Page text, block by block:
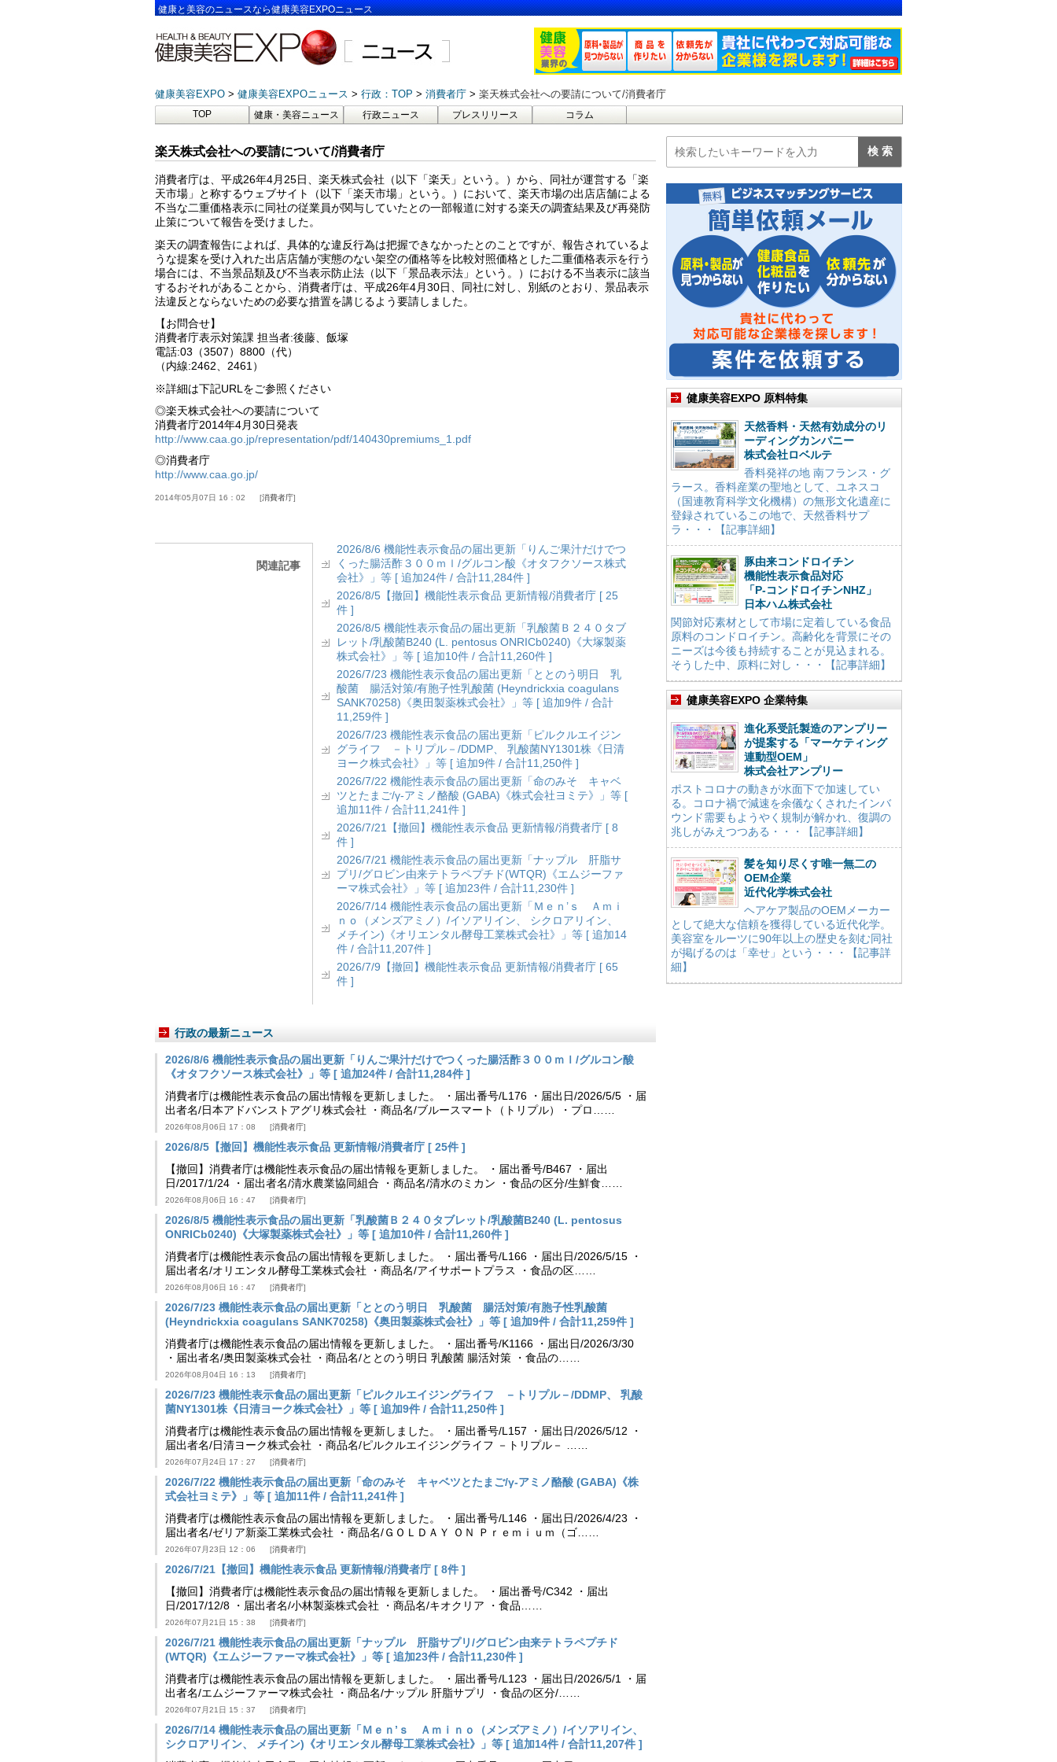
健康と美容のニュースなら健康美容EXPOニュース
健康美容EXPO 健康美容EXPOニュース 行政：TOP 消費者庁 楽天株式会社への要請について/消費者庁
TOP 健康・美容ニュース 行政ニュース プレスリリース コラム
楽天株式会社への要請について/消費者庁
消費者庁は、平成26年4月25日、楽天株式会社（以下「楽天」という。）から、同社が運営する「楽
天市場」と称するウェブサイト（以下「楽天市場」という。）において、楽天市場の出店店舗による
不当な二重価格表示に同社の従業員が関与していたとの一部報道に対する楽天の調査結果及び再発防
止策について報告を受けました。
楽天の調査報告によれば、具体的な違反行為は把握できなかったとのことですが、報告されているよ
うな提案を受け入れた出店店舗が実態のない架空の価格等を比較対照価格とした二重価格表示を行う
場合には、不当景品類及び不当表示防止法（以下「景品表示法」という。）における不当表示に該当
するおそれがあることから、消費者庁は、平成26年4月30日、同社に対し、別紙のとおり、景品表示
法違反とならないための必要な措置を講じるよう要請しました。
【お問合せ】
消費者庁表示対策課 担当者:後藤、飯塚
電話:03（3507）8800（代）
（内線:2462、2461）
※詳細は下記URLをご参照ください
◎楽天株式会社への要請について
消費者庁2014年4月30日発表
http://www.caa.go.jp/representation/pdf/140430premiums_1.pdf
◎消費者庁
http://www.caa.go.jp/
2014年05月07日 16：02 消費者庁
関連記事
2026/8/6 機能性表示食品の届出更新「りんご果汁だけでつ
くった腸活酢３００ｍｌ/グルコン酸《オタフクソース株式
会社》」等 [ 追加24件 / 合計11,284件 ]
2026/8/5【撤回】機能性表示食品 更新情報/消費者庁 [ 25
件 ]
2026/8/5 機能性表示食品の届出更新「乳酸菌Ｂ２４０タブ
レット/乳酸菌B240 (L. pentosus ONRICb0240)《大塚製薬
株式会社》」等 [ 追加10件 / 合計11,260件 ]
2026/7/23 機能性表示食品の届出更新「ととのう明日 乳
酸菌 腸活対策/有胞子性乳酸菌 (Heyndrickxia coagulans
SANK70258)《奥田製薬株式会社》」等 [ 追加9件 / 合計
11,259件 ]
2026/7/23 機能性表示食品の届出更新「ピルクルエイジン
グライフ －トリプル－/DDMP、 乳酸菌NY1301株《日清
ヨーク株式会社》」等 [ 追加9件 / 合計11,250件 ]
2026/7/22 機能性表示食品の届出更新「命のみそ キャベ
ツとたまご/γ-アミノ酪酸 (GABA)《株式会社ヨミテ》」等 [
追加11件 / 合計11,241件 ]
2026/7/21【撤回】機能性表示食品 更新情報/消費者庁 [ 8
件 ]
2026/7/21 機能性表示食品の届出更新「ナップル 肝脂サ
プリ/グロビン由来テトラペプチド(WTQR)《エムジーファ
ーマ株式会社》」等 [ 追加23件 / 合計11,230件 ]
2026/7/14 機能性表示食品の届出更新「Ｍｅｎ’ｓ Ａｍｉ
ｎｏ（メンズアミノ）/イソアリイン、 シクロアリイン、
メチイン)《オリエンタル酵母工業株式会社》」等 [ 追加14
件 / 合計11,207件 ]
2026/7/9【撤回】機能性表示食品 更新情報/消費者庁 [ 65
件 ]
行政の最新ニュース
2026/8/6 機能性表示食品の届出更新「りんご果汁だけでつくった腸活酢３００ｍｌ/グルコン酸
《オタフクソース株式会社》」等 [ 追加24件 / 合計11,284件 ]
消費者庁は機能性表示食品の届出情報を更新しました。 ・届出番号/L176 ・届出日/2026/5/5 ・届
出者名/日本アドバンストアグリ株式会社 ・商品名/ブルースマート（トリプル）・プロ……
2026年08月06日 17：08 消費者庁
2026/8/5【撤回】機能性表示食品 更新情報/消費者庁 [ 25件 ]
【撤回】消費者庁は機能性表示食品の届出情報を更新しました。 ・届出番号/B467 ・届出
日/2017/1/24 ・届出者名/清水農業協同組合 ・商品名/清水のミカン ・食品の区分/生鮮食……
2026年08月06日 16：47 消費者庁
2026/8/5 機能性表示食品の届出更新「乳酸菌Ｂ２４０タブレット/乳酸菌B240 (L. pentosus
ONRICb0240)《大塚製薬株式会社》」等 [ 追加10件 / 合計11,260件 ]
消費者庁は機能性表示食品の届出情報を更新しました。 ・届出番号/L166 ・届出日/2026/5/15 ・
届出者名/オリエンタル酵母工業株式会社 ・商品名/アイサポートプラス ・食品の区……
2026年08月06日 16：47 消費者庁
2026/7/23 機能性表示食品の届出更新「ととのう明日 乳酸菌 腸活対策/有胞子性乳酸菌
(Heyndrickxia coagulans SANK70258)《奥田製薬株式会社》」等 [ 追加9件 / 合計11,259件 ]
消費者庁は機能性表示食品の届出情報を更新しました。 ・届出番号/K1166 ・届出日/2026/3/30
・届出者名/奥田製薬株式会社 ・商品名/ととのう明日 乳酸菌 腸活対策 ・食品の……
2026年08月04日 16：13 消費者庁
2026/7/23 機能性表示食品の届出更新「ピルクルエイジングライフ －トリプル－/DDMP、 乳酸
菌NY1301株《日清ヨーク株式会社》」等 [ 追加9件 / 合計11,250件 ]
消費者庁は機能性表示食品の届出情報を更新しました。 ・届出番号/L157 ・届出日/2026/5/12 ・
届出者名/日清ヨーク株式会社 ・商品名/ピルクルエイジングライフ －トリプル－ ……
2026年07月24日 17：27 消費者庁
2026/7/22 機能性表示食品の届出更新「命のみそ キャベツとたまご/γ-アミノ酪酸 (GABA)《株
式会社ヨミテ》」等 [ 追加11件 / 合計11,241件 ]
消費者庁は機能性表示食品の届出情報を更新しました。 ・届出番号/L146 ・届出日/2026/4/23 ・
届出者名/ゼリア新薬工業株式会社 ・商品名/ＧＯＬＤＡＹ ＯＮ Ｐｒｅｍｉｕｍ（ゴ……
2026年07月23日 12：06 消費者庁
2026/7/21【撤回】機能性表示食品 更新情報/消費者庁 [ 8件 ]
【撤回】消費者庁は機能性表示食品の届出情報を更新しました。 ・届出番号/C342 ・届出
日/2017/12/8 ・届出者名/小林製薬株式会社 ・商品名/キオクリア ・食品……
2026年07月21日 15：38 消費者庁
2026/7/21 機能性表示食品の届出更新「ナップル 肝脂サプリ/グロビン由来テトラペプチド
(WTQR)《エムジーファーマ株式会社》」等 [ 追加23件 / 合計11,230件 ]
消費者庁は機能性表示食品の届出情報を更新しました。 ・届出番号/L123 ・届出日/2026/5/1 ・届
出者名/エムジーファーマ株式会社 ・商品名/ナップル 肝脂サプリ ・食品の区分/……
2026年07月21日 15：37 消費者庁
2026/7/14 機能性表示食品の届出更新「Ｍｅｎ’ｓ Ａｍｉｎｏ（メンズアミノ）/イソアリイン、
シクロアリイン、 メチイン)《オリエンタル酵母工業株式会社》」等 [ 追加14件 / 合計11,207件 ]
健康美容EXPO 原料特集
天然香料・天然有効成分のリ
ーディングカンパニー
株式会社ロベルテ
香料発祥の地 南フランス・グ
ラース。香料産業の聖地として、ユネスコ
（国連教育科学文化機構）の無形文化遺産に
登録されているこの地で、天然香料サプ
ラ・・・【記事詳細】
豚由来コンドロイチン
機能性表示食品対応
「P-コンドロイチンNHZ」
日本ハム株式会社
関節対応素材として市場に定着している食品
原料のコンドロイチン。高齢化を背景にその
ニーズは今後も持続することが見込まれる。
そうした中、原料に対し・・・【記事詳細】
健康美容EXPO 企業特集
進化系受託製造のアンプリー
が提案する「マーケティング
連動型OEM」
株式会社アンプリー
ポストコロナの動きが水面下で加速してい
る。コロナ禍で減速を余儀なくされたインバ
ウンド需要もようやく規制が解かれ、復調の
兆しがみえつつある・・・【記事詳細】
髪を知り尽くす唯一無二の
OEM企業
近代化学株式会社
ヘアケア製品のOEMメーカー
として絶大な信頼を獲得している近代化学。
美容室をルーツに90年以上の歴史を刻む同社
が掲げるのは「幸せ」という・・・【記事詳
細】